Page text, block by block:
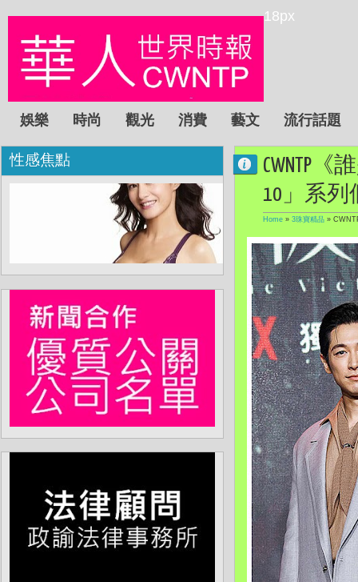
18px
娛樂 時尚 觀光 消費 藝文 流行話題
CWNTP《
10」系
Home » 3珠寶精品 »
性感焦點